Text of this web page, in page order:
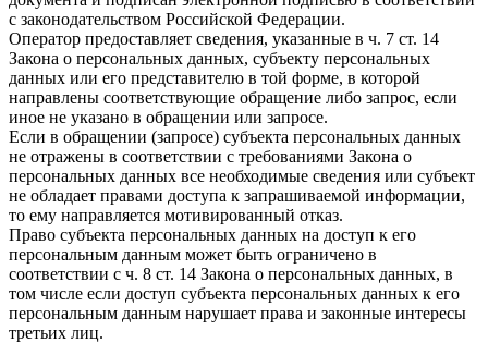
с законодательством Российской Федерации.
Оператор предоставляет сведения, указанные в ч. 7 ст. 14
Закона о персональных данных, субъекту персональных
данных или его представителю в той форме, в которой
направлены соответствующие обращение либо запрос, если
иное не указано в обращении или запросе.
Если в обращении (запросе) субъекта персональных данных
не отражены в соответствии с требованиями Закона о
персональных данных все необходимые сведения или субъект
не обладает правами доступа к запрашиваемой информации,
то ему направляется мотивированный отказ.
Право субъекта персональных данных на доступ к его
персональным данным может быть ограничено в
соответствии с ч. 8 ст. 14 Закона о персональных данных, в
том числе если доступ субъекта персональных данных к его
персональным данным нарушает права и законные интересы
третьих лиц.